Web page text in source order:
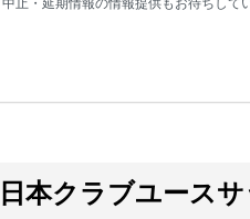
本クラブユース